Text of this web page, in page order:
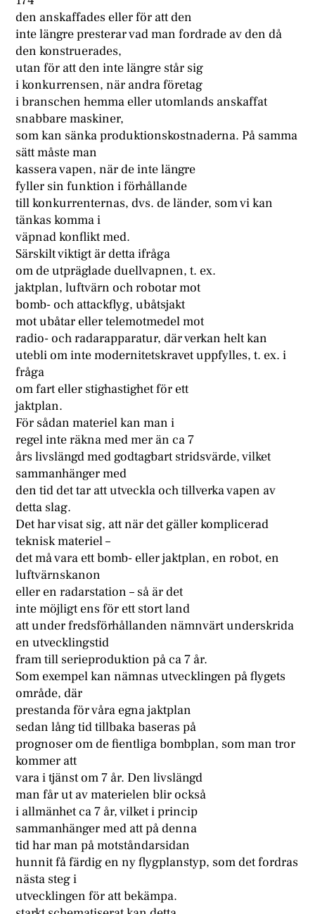
den anskaffades eller för att den
inte längre presterar vad man fordrade av den då
den konstruerades,
utan för att den inte längre står sig
i konkurrensen, när andra företag
i branschen hemma eller utomlands anskaffat
snabbare maskiner,
som kan sänka produktionskostnaderna. På samma
sätt måste man
kassera vapen, när de inte längre
fyller sin funktion i förhållande
till konkurrenternas, dvs. de länder, som vi kan
tänkas komma i
väpnad konflikt med.
Särskilt viktigt är detta ifråga
om de utpräglade duellvapnen, t. ex.
jaktplan, luftvärn och robotar mot
bomb- och attackflyg, ubåtsjakt
mot ubåtar eller telemotmedel mot
radio- och radarapparatur, där verkan helt kan
utebli om inte modernitetskravet uppfylles, t. ex. i
fråga
om fart eller stighastighet för ett
jaktplan.
För sådan materiel kan man i
regel inte räkna med mer än ca 7
års livslängd med godtagbart stridsvärde, vilket
sammanhänger med
den tid det tar att utveckla och tillverka vapen av
detta slag.
Det har visat sig, att när det gäller komplicerad
teknisk materiel –
det må vara ett bomb- eller jaktplan, en robot, en
luftvärnskanon
eller en radarstation – så är det
inte möjligt ens för ett stort land
att under fredsförhållanden nämnvärt underskrida
en utvecklingstid
fram till serieproduktion på ca 7 år.
Som exempel kan nämnas utvecklingen på flygets
område, där
prestanda för våra egna jaktplan
sedan lång tid tillbaka baseras på
prognoser om de fientliga bombplan, som man tror
kommer att
vara i tjänst om 7 år. Den livslängd
man får ut av materielen blir också
i allmänhet ca 7 år, vilket i princip
sammanhänger med att på denna
tid har man på motståndarsidan
hunnit få färdig en ny flygplanstyp, som det fordras
nästa steg i
utvecklingen för att bekämpa.